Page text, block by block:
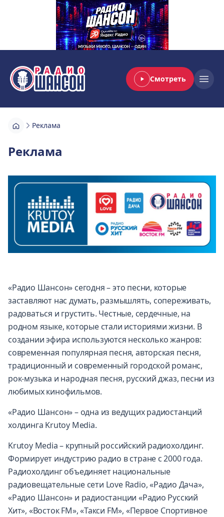
Радио Шансон Смотреть
Реклама
Реклама
«Радио Шансон» сегодня – это песни, которые
заставляют нас думать, размышлять, сопереживать,
радоваться и грустить. Честные, сердечные, на
родном языке, которые стали историями жизни. В
создании эфира используются несколько жанров:
современная популярная песня, авторская песня,
традиционный и современный городской романс,
рок-музыка и народная песня, русский джаз, песни из
любимых кинофильмов.
«Радио Шансон» – одна из ведущих радиостанций
холдинга Krutoy Media.
Krutoy Media – крупный российский радиохолдинг.
Формирует индустрию радио в стране с 2000 года.
Радиохолдинг объединяет национальные
радиовещательные сети Love Radio, «Радио Дача»,
«Радио Шансон» и радиостанции «Радио Русский
Хит», «Восток FM», «Такси FM», «Первое Спортивное